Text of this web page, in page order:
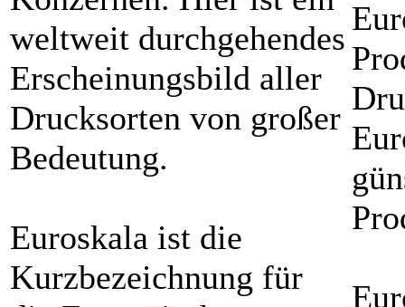
weltweit durchgehendes
Erscheinungsbild aller
Drucksorten von großer
Bedeutung.
Euroskala ist die
Kurzbezeichnung für